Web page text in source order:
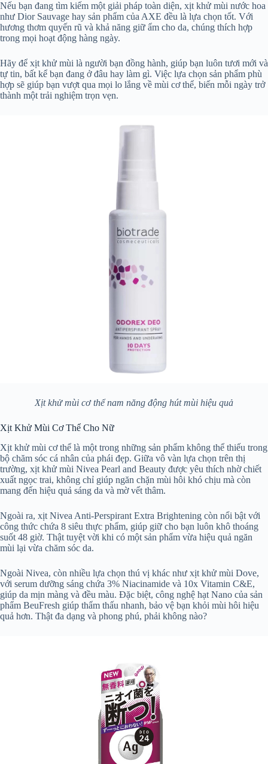
Nếu bạn đang tìm kiếm một giải pháp toàn diện, xịt khử mùi nước hoa
như Dior Sauvage hay sản phẩm của AXE đều là lựa chọn tốt. Với
hương thơm quyến rũ và khả năng giữ ẩm cho da, chúng thích hợp
trong mọi hoạt động hàng ngày.
Hãy để xịt khử mùi là người bạn đồng hành, giúp bạn luôn tươi mới và
tự tin, bất kể bạn đang ở đâu hay làm gì. Việc lựa chọn sản phẩm phù
hợp sẽ giúp bạn vượt qua mọi lo lắng về mùi cơ thể, biến mỗi ngày trở
thành một trải nghiệm trọn vẹn.
Xịt khử mùi cơ thể nam năng động hút mùi hiệu quả
Xịt Khử Mùi Cơ Thể Cho Nữ
Xịt khử mùi cơ thể là một trong những sản phẩm không thể thiếu trong
bộ chăm sóc cá nhân của phái đẹp. Giữa vô vàn lựa chọn trên thị
trường, xịt khử mùi Nivea Pearl and Beauty được yêu thích nhờ chiết
xuất ngọc trai, không chỉ giúp ngăn chặn mùi hôi khó chịu mà còn
mang đến hiệu quả sáng da và mờ vết thâm.
Ngoài ra, xịt Nivea Anti-Perspirant Extra Brightening còn nổi bật với
công thức chứa 8 siêu thực phẩm, giúp giữ cho bạn luôn khô thoáng
suốt 48 giờ. Thật tuyệt vời khi có một sản phẩm vừa hiệu quả ngăn
mùi lại vừa chăm sóc da.
Ngoài Nivea, còn nhiều lựa chọn thú vị khác như xịt khử mùi Dove,
với serum dưỡng sáng chứa 3% Niacinamide và 10x Vitamin C&E,
giúp da mịn màng và đều màu. Đặc biệt, công nghệ hạt Nano của sản
phẩm BeuFresh giúp thẩm thấu nhanh, bảo vệ bạn khỏi mùi hôi hiệu
quả hơn. Thật đa dạng và phong phú, phải không nào?